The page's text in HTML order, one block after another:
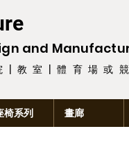
and
|教室|體育場或
椅系列 畫廊